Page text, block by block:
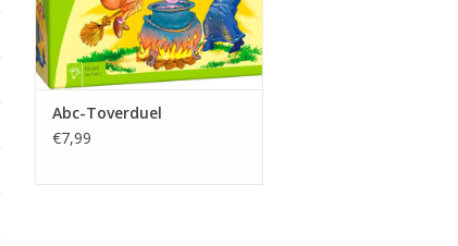
Abc-Toverduel
€7,99